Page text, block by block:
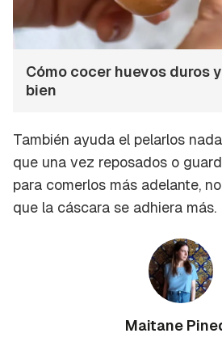
Cómo cocer huevos duros
bien
También ayuda el pelarlos
que una vez reposados o
para comerlos más adelante,
que la cáscara se adhiera más.
Maitane